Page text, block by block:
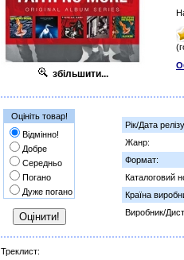
збільшити...
Оцініть товар!
Відмінно!
Добре
Середньо
Погано
Дуже погано
Рік/Дата
Жанр:
Формат:
Каталоговий
Країна
Виробник/
Треклист: